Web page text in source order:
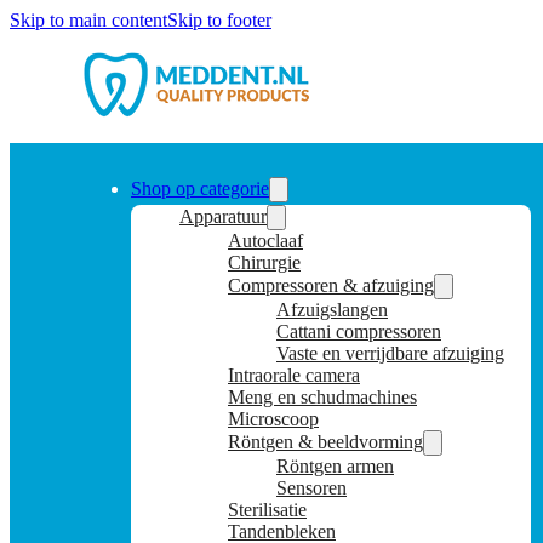
Skip to main contentSkip to footer
Shop op categorie
Apparatuur
Autoclaaf
Chirurgie
Compressoren & afzuiging
Afzuigslangen
Cattani compressoren
Vaste en verrijdbare afzuiging
Intraorale camera
Meng en schudmachines
Microscoop
Röntgen & beeldvorming
Röntgen armen
Sensoren
Sterilisatie
Tandenbleken